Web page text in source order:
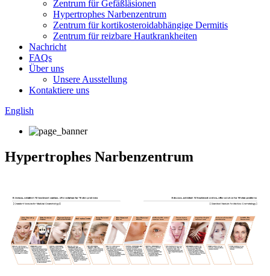
Zentrum für Gefäßläsionen
Hypertrophes Narbenzentrum
Zentrum für kortikosteroidabhängige Dermitis
Zentrum für reizbare Hautkrankheiten
Nachricht
FAQs
Über uns
Unsere Ausstellung
Kontaktiere uns
English
Hypertrophes Narbenzentrum